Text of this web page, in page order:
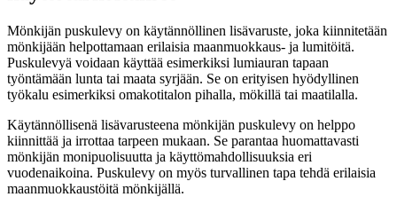
Mönkijän puskulevy on käytännöllinen lisävaruste, joka kiinnitetään
mönkijään helpottamaan erilaisia maanmuokkaus- ja lumitöitä.
Puskulevyä voidaan käyttää esimerkiksi lumiauran tapaan
työntämään lunta tai maata syrjään. Se on erityisen hyödyllinen
työkalu esimerkiksi omakotitalon pihalla, mökillä tai maatilalla.
Käytännöllisenä lisävarusteena mönkijän puskulevy on helppo
kiinnittää ja irrottaa tarpeen mukaan. Se parantaa huomattavasti
mönkijän monipuolisuutta ja käyttömahdollisuuksia eri
vuodenaikoina. Puskulevy on myös turvallinen tapa tehdä erilaisia
maanmuokkaustöitä mönkijällä.